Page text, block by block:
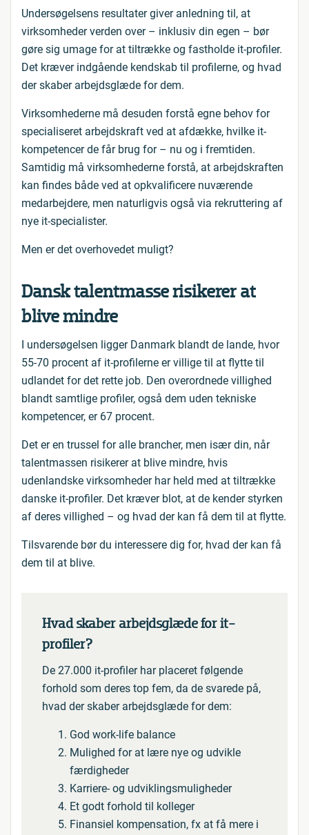
Undersøgelsens resultater giver anledning til, at
virksomheder verden over – inklusiv din egen – bør
gøre sig umage for at tiltrække og fastholde it-profiler.
Det kræver indgående kendskab til profilerne, og hvad
der skaber arbejdsglæde for dem.
Virksomhederne må desuden forstå egne behov for
specialiseret arbejdskraft ved at afdække, hvilke it-
kompetencer de får brug for – nu og i fremtiden.
Samtidig må virksomhederne forstå, at arbejdskraften
kan findes både ved at opkvalificere nuværende
medarbejdere, men naturligvis også via rekruttering af
nye it-specialister.
Men er det overhovedet muligt?
Dansk talentmasse risikerer at
blive mindre
I undersøgelsen ligger Danmark blandt de lande, hvor
55-70 procent af it-profilerne er villige til at flytte til
udlandet for det rette job. Den overordnede villighed
blandt samtlige profiler, også dem uden tekniske
kompetencer, er 67 procent.
Det er en trussel for alle brancher, men især din, når
talentmassen risikerer at blive mindre, hvis
udenlandske virksomheder har held med at tiltrække
danske it-profiler. Det kræver blot, at de kender styrken
af deres villighed – og hvad der kan få dem til at flytte.
Tilsvarende bør du interessere dig for, hvad der kan få
dem til at blive.
Hvad skaber arbejdsglæde for it-
profiler?
De 27.000 it-profiler har placeret følgende
forhold som deres top fem, da de svarede på,
hvad der skaber arbejdsglæde for dem:
God work-life balance
Mulighed for at lære nye og udvikle
færdigheder
Karriere- og udviklingsmuligheder
Et godt forhold til kolleger
Finansiel kompensation, fx at få mere i